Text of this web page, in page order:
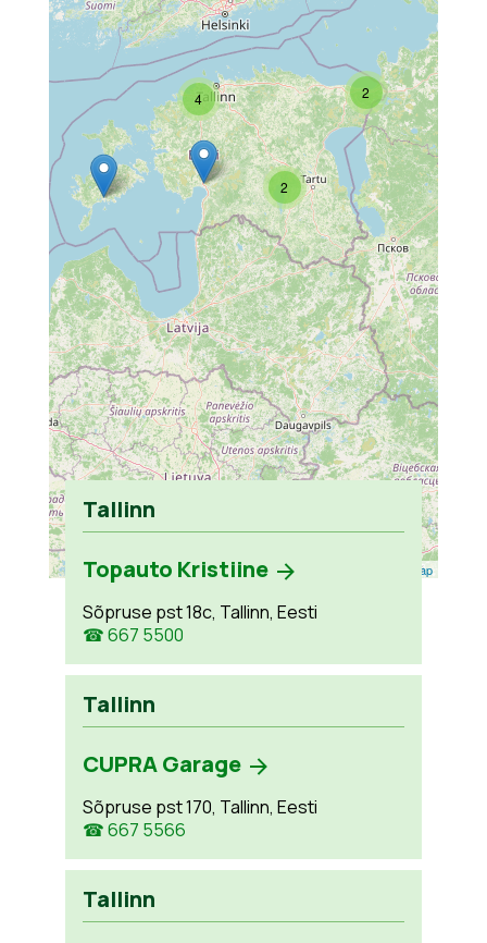
2
2
4
Leaflet OpenStreetMap
Tallinn
Topauto Kristiine
Sõpruse pst 18c, Tallinn, Eesti
☎ 667 5500
Tallinn
CUPRA Garage
Sõpruse pst 170, Tallinn, Eesti
☎ 667 5566
Tallinn